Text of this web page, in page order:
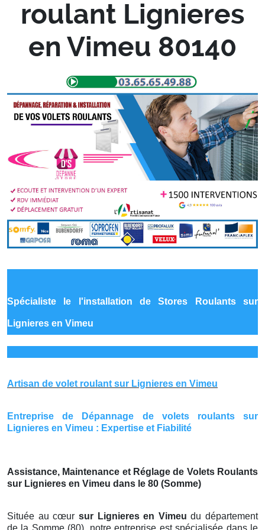
roulant Lignieres
en Vimeu 80140
Spécialiste le l'installation de Stores Roulants sur
Lignieres en Vimeu
Artisan de volet roulant sur Lignieres en Vimeu
Entreprise de Dépannage de volets roulants sur
Lignieres en Vimeu : Expertise et Fiabilité
Assistance, Maintenance et Réglage de Volets Roulants
sur Lignieres en Vimeu dans le 80 (Somme)
Située au cœur sur Lignieres en Vimeudu département